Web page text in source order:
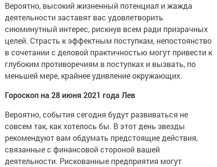
Вероятно, высокий жизненный потенциал и жажда
деятельности заставят вас удовлетворить
сиюминутный интерес, рискнув всем ради призрачных
целей. Страсть к эффектным поступкам, непостоянство
в сочетании с деловой практичностью могут привести к
глубоким противоречиям в поступках и вызвать, по
меньшей мере, крайнее удивление окружающих.
Гороскоп на 28 июня 2021 года Лев
Вероятно, события сегодня будут развиваться не
совсем так, как хотелось бы. В этот день звезды
рекомендуют вам обдумать предстоящие действия,
связанные с финансовой стороной вашей
деятельности. Рискованные предприятия могут